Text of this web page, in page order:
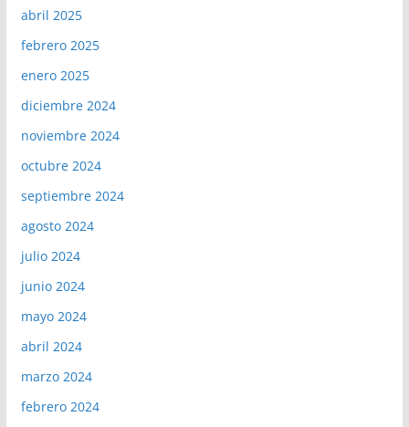
abril 2025
febrero 2025
enero 2025
diciembre 2024
noviembre 2024
octubre 2024
septiembre 2024
agosto 2024
julio 2024
junio 2024
mayo 2024
abril 2024
marzo 2024
febrero 2024